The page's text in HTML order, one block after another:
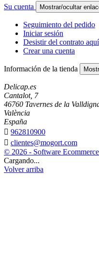
Su cuenta Mostrar/ocultar
Seguimiento del pedido
Iniciar sesión
Desistir del contrato aquí
Crear una cuenta
Información de la tienda
Delicap.es
Cantalot, 7
46760 Tavernes de la
València
España
 962810900
 clientes@mogort.com
© 2026 - Software
Cargando...
Volver arriba